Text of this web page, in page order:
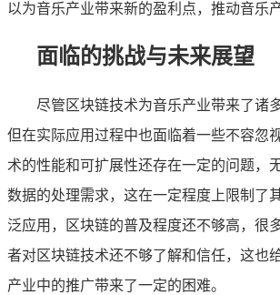
以为音乐产业带来新的盈利点，推动音乐
面临的挑战与未来展望
尽管区块链技术为音乐产业带来了诸
但在实际应用过程中也面临着一些不容忽
术的性能和可扩展性还存在一定的问题，
数据的处理需求，这在一定程度上限制了
泛应用，区块链的普及程度还不够高，很
者对区块链技术还不够了解和信任，这也
产业中的推广带来了一定的困难。